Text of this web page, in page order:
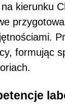
kierunku
formując